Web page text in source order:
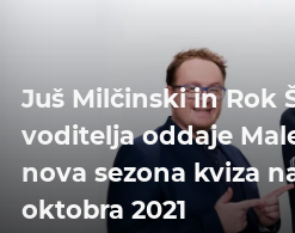
Juš Milčinski in Rok
voditelja oddaje
nova sezona kviza
oktobra 2021